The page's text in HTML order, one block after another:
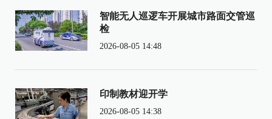
智能无人巡逻车开展城市路面交管巡
检
2026-08-05 14:48
印制教材迎开学
2026-08-05 14:38